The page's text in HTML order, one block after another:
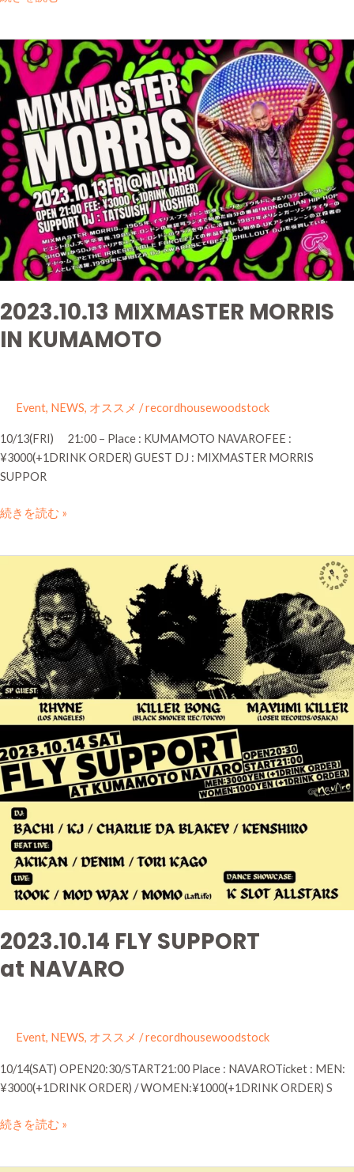
2023.10.13 MIXMASTER MORRIS
IN KUMAMOTO
Event, NEWS, オススメ /recordhousewoodstock
10/13(FRI) 21:00 – Place : KUMAMOTO NAVAROFEE :
¥3000(+1DRINK ORDER) GUEST DJ : MIXMASTER MORRIS
SUPPOR
2023.10.13
MIXMASTER
MORRIS
IN
KUMAMOTO
続きを読む »
2023.10.14 FLY SUPPORT
at NAVARO
Event, NEWS, オススメ /recordhousewoodstock
10/14(SAT) OPEN20:30/START21:00 Place : NAVAROTicket : MEN:
¥3000(+1DRINK ORDER) / WOMEN:¥1000(+1DRINK ORDER) S
SUPPORT
NAVARO
続きを読む »